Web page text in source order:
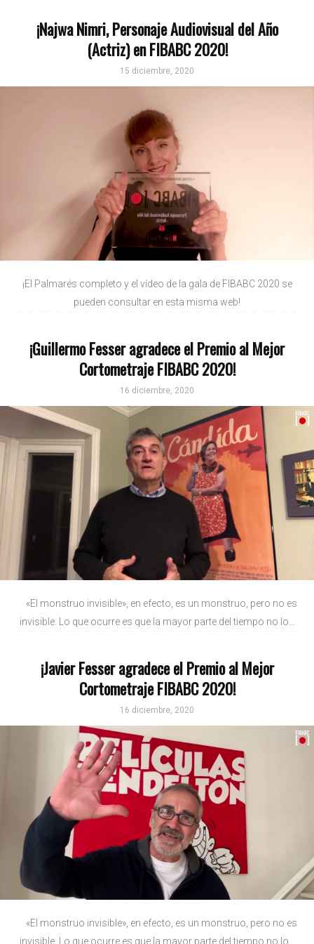
¡Najwa Nimri, Personaje Audiovisual del Año
(Actriz) en FIBABC 2020!
15 diciembre, 2020
¡El Palmarés completo y el vídeo de la gala de FIBABC 2020 se
pueden consultar en esta misma web!
¡Guillermo Fesser agradece el Premio al Mejor
Cortometraje FIBABC 2020!
16 diciembre, 2020
«El monstruo invisible», en efecto, es un monstruo, pero no es
invisible. Lo que ocurre es que la mayor parte del tiempo no lo...
¡Javier Fesser agradece el Premio al Mejor
Cortometraje FIBABC 2020!
16 diciembre, 2020
«El monstruo invisible», en efecto, es un monstruo, pero no es
invisible. Lo que ocurre es que la mayor parte del tiempo no lo...